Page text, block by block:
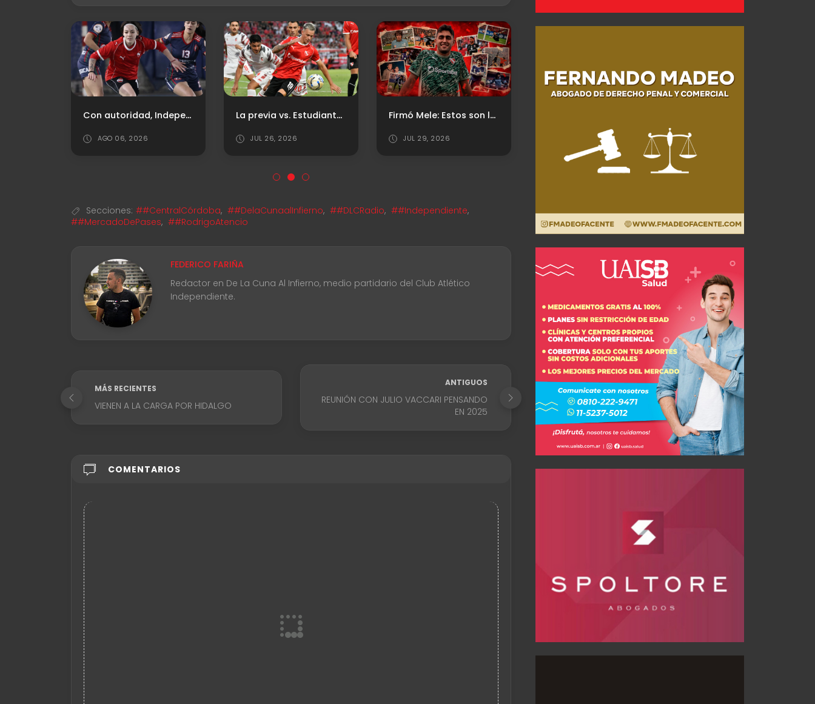
Con autoridad, Independiente goleó a Padre Mugica y avanzó en la Copa Argentina
AGO 06, 2026
La previa vs. Estudiantes de La Plata: Horario, TV y Probables formaciones
JUL 26, 2026
Firmó Mele: Estos son los arqueros uruguayos que dejaron una huella en Independiente
JUL 29, 2026 JUL 31, 2026
Secciones: ##CentralCórdoba, ##DelaCunaalInfierno, ##DLCRadio, ##Independiente,
##MercadoDePases, ##RodrigoAtencio
FEDERICO FARIÑA
Redactor en De La Cuna Al Infierno, medio partidario del Club Atlético
Independiente.
MÁS RECIENTES
VIENEN A LA CARGA POR HIDALGO
ANTIGUOS
REUNIÓN CON JULIO VACCARI PENSANDO
EN 2025
COMENTARIOS